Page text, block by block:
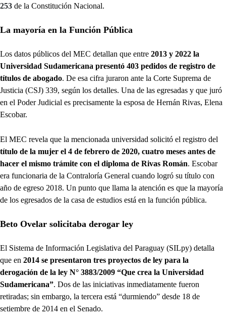
253 de la Constitución Nacional.
La mayoría en la Función Pública
Los datos públicos del MEC detallan que entre 2013 y 2022 la
Universidad Sudamericana presentó 403 pedidos de registro de
títulos de abogado. De esa cifra juraron ante la Corte Suprema de
Justicia (CSJ) 339, según los detalles. Una de las egresadas y que juró
en el Poder Judicial es precisamente la esposa de Hernán Rivas, Elena
Escobar.
El MEC revela que la mencionada universidad solicitó el registro del
título de la mujer el 4 de febrero de 2020, cuatro meses antes de
hacer el mismo trámite con el diploma de Rivas Román. Escobar
era funcionaria de la Contraloría General cuando logró su título con
año de egreso 2018. Un punto que llama la atención es que la mayoría
de los egresados de la casa de estudios está en la función pública.
Beto Ovelar solicitaba derogar ley
El Sistema de Información Legislativa del Paraguay (SILpy) detalla
que en 2014 se presentaron tres proyectos de ley para la
derogación de la ley N° 3883/2009 “Que crea la Universidad
Sudamericana”. Dos de las iniciativas inmediatamente fueron
retiradas; sin embargo, la tercera está “durmiendo” desde 18 de
setiembre de 2014 en el Senado.